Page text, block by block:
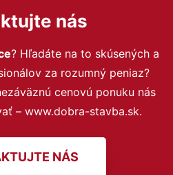
nás
? Hľadáte na to skúsených a
za rozumný peniaz?
cenovú ponuku nás
– www.dobra-stavba.sk.
NÁS